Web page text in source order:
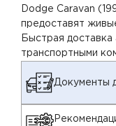
Dodge Caravan
предоставят
Быстрая доставка
транспортными
Документы